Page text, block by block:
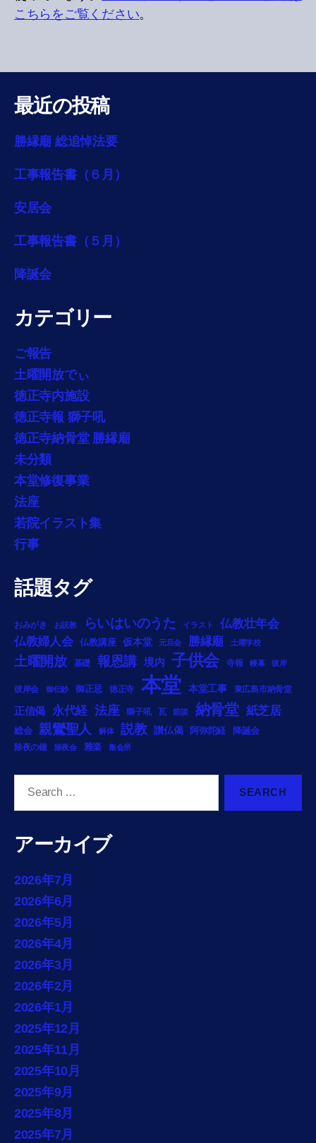
こちらをご覧ください。
最近の投稿
勝縁廟 総追悼法要
工事報告書（６月）
安居会
工事報告書（５月）
降誕会
カテゴリー
ご報告
土曜開放でぃ
徳正寺内施設
徳正寺報 獅子吼
徳正寺納骨堂 勝縁廟
未分類
本堂修復事業
法座
若院イラスト集
行事
話題タグ
おみがき お説教 らいはいのうた イラスト
仏教壮年会
仏教婦人会
仏教講座 仮本堂 元旦会 勝縁廟 土曜学校
土曜開放 基礎 報恩講 境内 子供会 寺報 幔幕 彼岸
彼岸会 御伝鈔 御正忌 徳正寺 本堂 本堂工事 東広島市納骨堂
正信偈 永代経 法座 獅子吼 瓦 節談 納骨堂 紙芝居
総会 親鸞聖人 解体 説教 讃仏偈 阿弥陀経 降誕会
除夜の鐘 除夜会 雅楽 集会所
アーカイブ
2026年7月
2026年6月
2026年5月
2026年4月
2026年3月
2026年2月
2026年1月
2025年12月
2025年11月
2025年10月
2025年9月
2025年8月
2025年7月